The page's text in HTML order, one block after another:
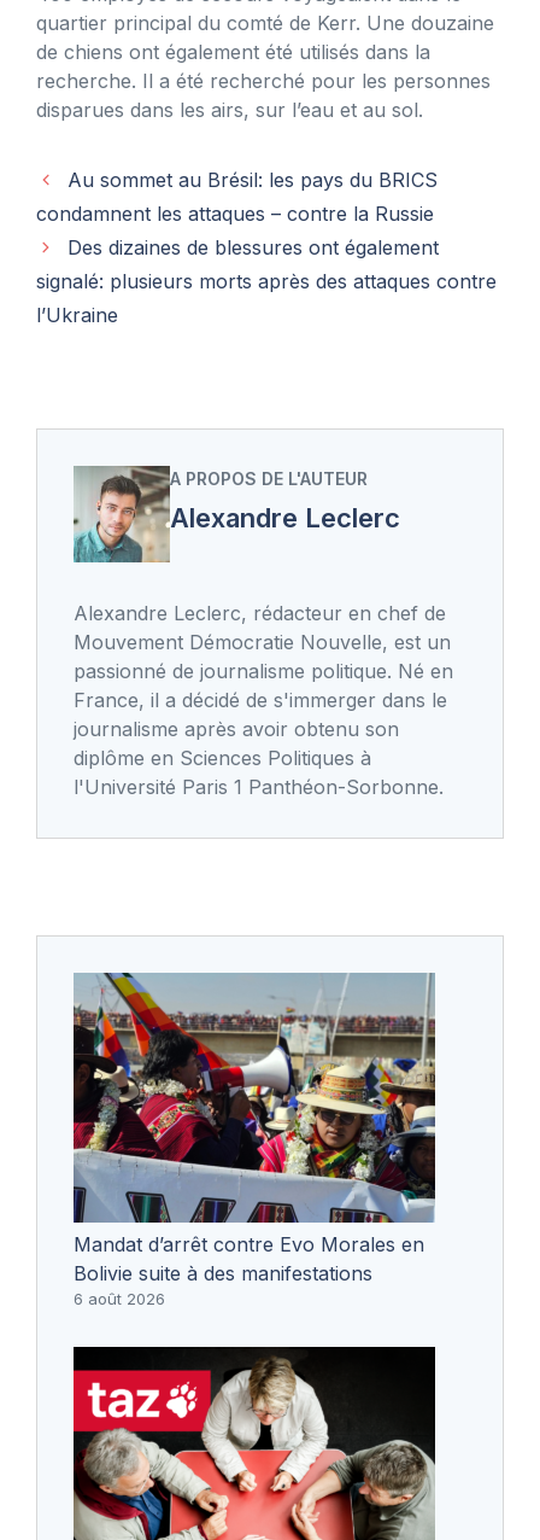
quartier principal du comté de Kerr. Une douzaine
de chiens ont également été utilisés dans la
recherche. Il a été recherché pour les personnes
disparues dans les airs, sur l’eau et au sol.
Au sommet au Brésil: les pays du BRICS
condamnent les attaques – contre la Russie
Des dizaines de blessures ont également
signalé: plusieurs morts après des attaques contre
l’Ukraine
A PROPOS DE L'AUTEUR
Alexandre Leclerc
Alexandre Leclerc, rédacteur en chef de
Mouvement Démocratie Nouvelle, est un
passionné de journalisme politique. Né en
France, il a décidé de s'immerger dans le
journalisme après avoir obtenu son
diplôme en Sciences Politiques à
l'Université Paris 1 Panthéon-Sorbonne.
Mandat d’arrêt contre Evo Morales en
Bolivie suite à des manifestations
6 août 2026